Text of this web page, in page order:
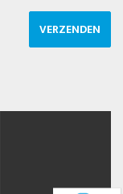
VERZENDEN